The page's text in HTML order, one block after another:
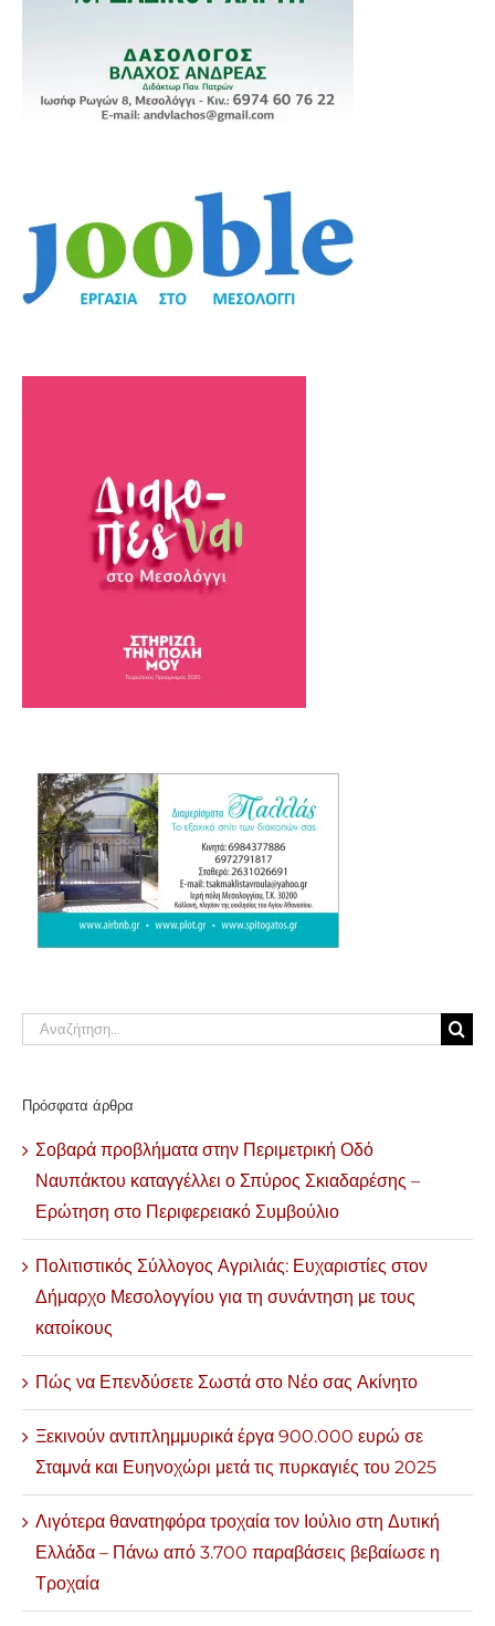
Αναζήτηση
Πρόσφατα άρθρα
Σοβαρά προβλήματα στην Περιμετρική Οδό
Ναυπάκτου καταγγέλλει ο Σπύρος Σκιαδαρέσης –
Ερώτηση στο Περιφερειακό Συμβούλιο
Πολιτιστικός Σύλλογος Αγριλιάς: Ευχαριστίες στον
Δήμαρχο Μεσολογγίου για τη συνάντηση με τους
κατοίκους
Πώς να Επενδύσετε Σωστά στο Νέο σας Ακίνητο
Ξεκινούν αντιπλημμυρικά έργα 900.000 ευρώ σε
Σταμνά και Ευηνοχώρι μετά τις πυρκαγιές του 2025
Λιγότερα θανατηφόρα τροχαία τον Ιούλιο στη Δυτική
Ελλάδα – Πάνω από 3.700 παραβάσεις βεβαίωσε η
Τροχαία